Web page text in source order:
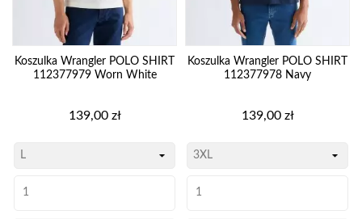
Koszulka Wrangler POLO SHIRT
112377979 Worn White
Cena
139,00 zł
Koszulka Wrangler POLO SHIRT
112377978 Navy
Cena
139,00 zł